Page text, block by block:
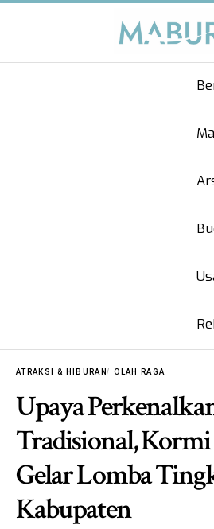
ATRAKSI & HIBURAN OLAH RAGA
Upaya
Tradisional,
Gelar Lomba
Kabupaten